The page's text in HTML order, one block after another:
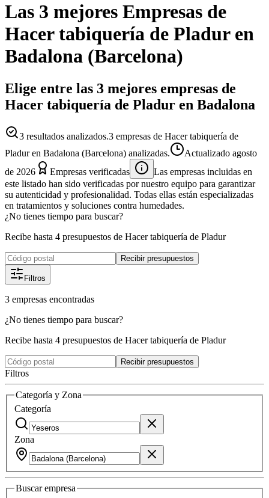
Las 3 mejores Empresas de
Hacer tabiquería de Pladuren
Badalona (Barcelona)
Elige entre las 3 mejores empresas de
Hacer tabiquería de Pladur en Badalona
3 resultados analizados.3 empresas de Hacer tabiquería de
Pladur en Badalona (Barcelona) analizadas.
Actualizado agosto
de 2026
Empresas verificadas
Las empresas incluidas en
este listado han sido verificadas por nuestro equipo para garantizar
su autenticidad y profesionalidad. Todas ellas están especializadas
en tratamientos y soluciones contra humedades.
¿No tienes tiempo para buscar?
Recibe hasta 4 presupuestos de Hacer tabiquería de Pladur
Recibir presupuestos
Filtros
3 empresas encontradas
¿No tienes tiempo para buscar?
Recibe hasta 4 presupuestos de Hacer tabiquería de Pladur
Recibir presupuestos
Filtros
Categoría y Zona
Categoría
Zona
Buscarempresa